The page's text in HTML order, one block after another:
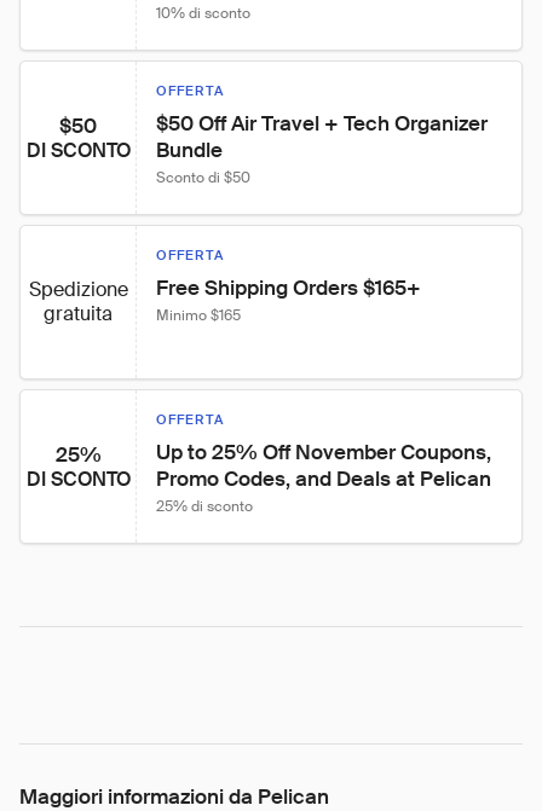
10% di sconto
$50
DI SCONTO
OFFERTA
$50 Off Air Travel + Tech Organizer
Bundle
Sconto di $50
Spedizione
gratuita
OFFERTA
Free Shipping Orders $165+
Minimo $165
25%
DI SCONTO
OFFERTA
Up to 25% Off November Coupons,
Promo Codes, and Deals at Pelican
25% di sconto
Maggiori informazioni da Pelican